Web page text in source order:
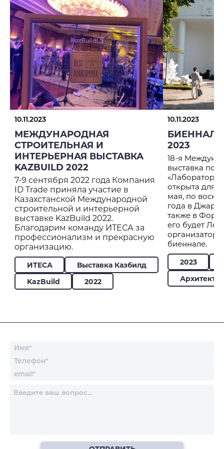
10.11.2023
МЕЖДУНАРОДНАЯ
СТРОИТЕЛЬНАЯ И
ИНТЕРЬЕРНАЯ ВЫСТАВКА
KAZBUILD 2022
7-9 сентября 2022 года Компания
ID Trade приняла участие в
Казахстанской Международной
строительной и интерьерной
выставке KazBuild 2022.
Благодарим команду ИТЕСА за
профессионализм и прекрасную
организацию.
ИТЕСА
Выставка Казбилд
KazBuild
2022
10.11.2023
БИЕННАЛЕ
2023
18-я
выставка под
открыта для
мая, по
года в
также в
его будет
биеннале.
2023